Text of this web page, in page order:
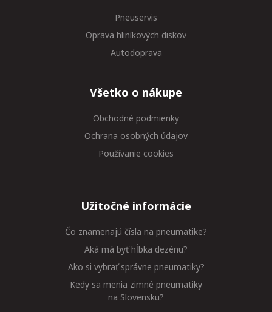
Pneuservis
Oprava hliníkových diskov
Autodoprava
Všetko o nákupe
Obchodné podmienky
Ochrana osobných údajov
Používanie cookies
Užitočné informácie
Čo znamenajú čísla na pneumatike?
Aká má byť hĺbka dezénu?
Ako si vybrať správne pneumatiky?
Kedy sa menia zimné pneumatiky
na Slovensku?